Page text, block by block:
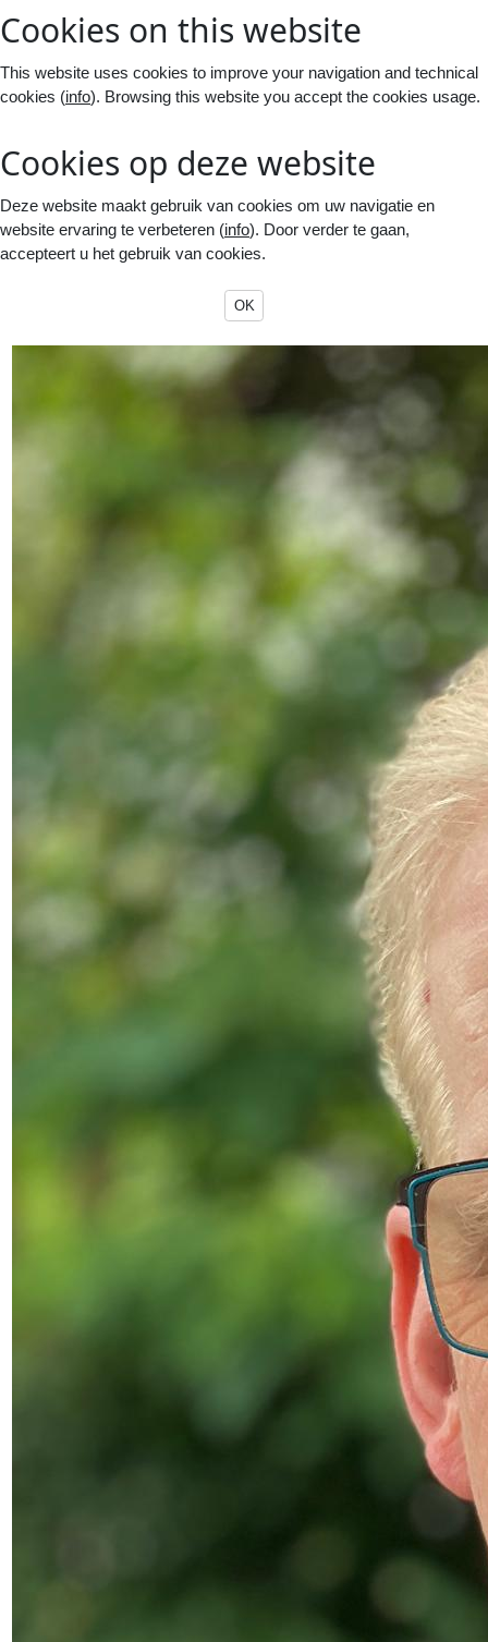
Cookies on this website
This website uses cookies to improve your navigation and technical
cookies (info). Browsing this website you accept the cookies usage.
Cookies op deze website
Deze website maakt gebruik van cookies om uw navigatie en
website ervaring te verbeteren (info). Door verder te gaan,
accepteert u het gebruik van cookies.
OK